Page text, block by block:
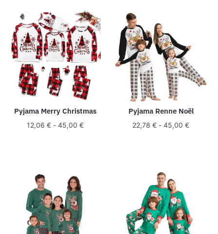
Pyjama Merry Christmas
12,06€ -45,00€
Pyjama Renne Noël
22,78€ -45,00€